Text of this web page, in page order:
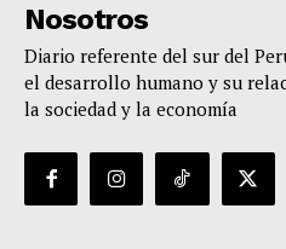
Nosotros
Diario referente del sur del
el desarrollo humano y su
la sociedad y la economía